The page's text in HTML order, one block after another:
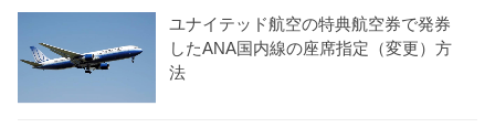
ユナイテッド航空の特典航空券で発券
したANA国内線の座席指定（変更）方
法